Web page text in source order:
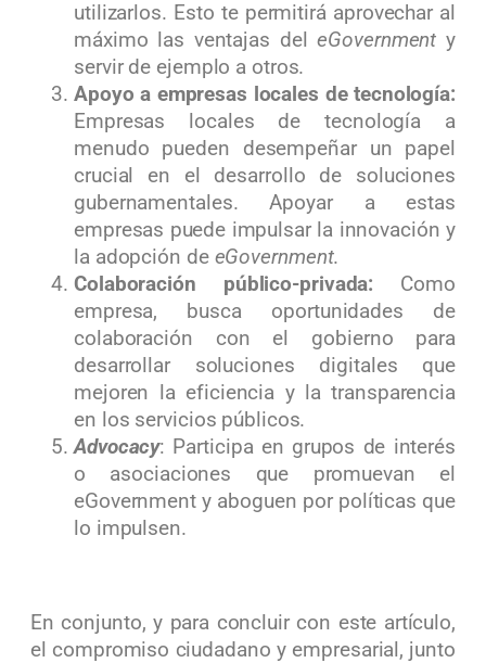
utilizarlos. Esto te permitirá aprovechar al
máximo las ventajas deleGovernment y
servir de ejemplo a otros.
Apoyo a empresas locales de tecnología:
Empresas locales de tecnología a
menudo pueden desempeñar un papel
crucial en el desarrollo de soluciones
gubernamentales. Apoyar a estas
empresas puede impulsar la innovación y
la adopción de eGovernment.
Colaboración público-privada: Como
empresa, busca oportunidades de
colaboración con el gobierno para
desarrollar soluciones digitales que
mejoren la eficiencia y la transparencia
en los servicios públicos.
Advocacy: Participa en grupos de interés
o asociaciones que promuevan el
eGovernment y aboguen por políticas que
lo impulsen.
En conjunto, y para concluir con este artículo,
el compromiso ciudadano y empresarial, junto